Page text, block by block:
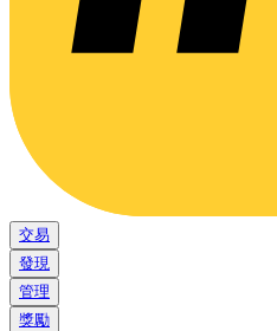
交易
發現
管理
獎勵